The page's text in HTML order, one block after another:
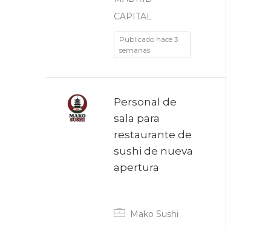
CAPITAL
Publicado hace 3
semanas
Personal de
sala para
restaurante de
sushi de nueva
apertura
Mako Sushi